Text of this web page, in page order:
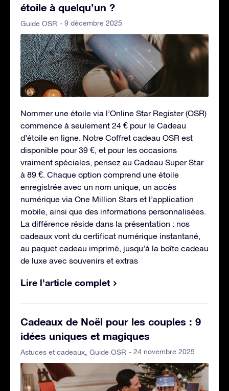
étoile à quelqu’un ?
Guide OSR - 9 décembre 2025
Nommer une étoile via l’Online Star Register (OSR)
commence à seulement 24 € pour le Cadeau
d’étoile en ligne. Notre Coffret cadeau OSR est
disponible pour 39 €, et pour les occasions
vraiment spéciales, pensez au Cadeau Super Star
à 89 €. Chaque option comprend une étoile
enregistrée avec un nom unique, un accès
numérique via One Million Stars et l’application
mobile, ainsi que des informations personnalisées.
La différence réside dans la présentation : nos
cadeaux vont du certificat numérique instantané,
au paquet cadeau imprimé, jusqu’à la boîte cadeau
de luxe avec souvenirs et extras
Lire l'article complet
Cadeaux de Noël pour les couples : 9
idées uniques et magiques
Astuces et cadeaux Guide OSR - 24 novembre 2025